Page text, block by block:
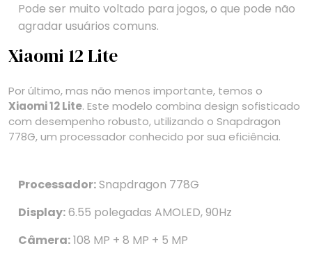
Pode ser muito voltado para jogos, o que pode não
agradar usuários comuns.
Xiaomi 12 Lite
Por último, mas não menos importante, temos o
Xiaomi 12 Lite. Este modelo combina design sofisticado
com desempenho robusto, utilizando o Snapdragon
778G, um processador conhecido por sua eficiência.
Processador:Snapdragon 778G
Display:6.55 polegadas AMOLED, 90Hz
Câmera:108 MP + 8 MP + 5 MP